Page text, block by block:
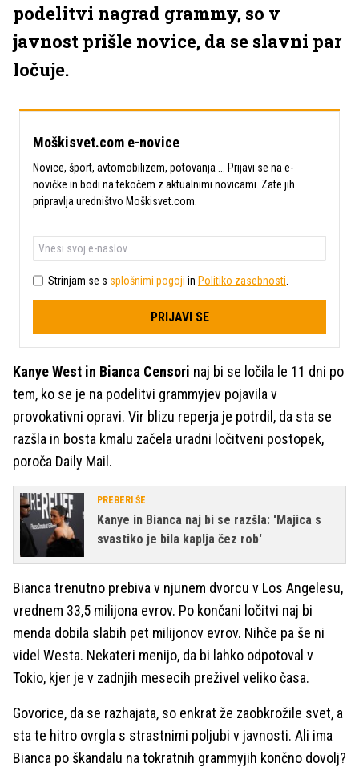
podelitvi nagrad grammy, so v
javnost prišle novice, da se slavni par
ločuje.
Moškisvet.com e-novice
Novice, šport, avtomobilizem, potovanja ... Prijavi se na e-
novičke in bodi na tekočem z aktualnimi novicami. Zate jih
pripravlja uredništvo Moškisvet.com.
Strinjam se s splošnimi pogoji in Politiko zasebnosti
PRIJAVI SE
Kanye West in Bianca Censori naj bi se ločila le 11 dni po
tem, ko se je na podelitvi grammyjev pojavila v
provokativni opravi. Vir blizu reperja je potrdil, da sta se
razšla in bosta kmalu začela uradni ločitveni postopek,
poroča Daily Mail.
PREBERI ŠE
Kanye in Bianca naj bi se razšla: 'Majica s
svastiko je bila kaplja čez rob'
Bianca trenutno prebiva v njunem dvorcu v Los Angelesu,
vrednem 33,5 milijona evrov. Po končani ločitvi naj bi
menda dobila slabih pet milijonov evrov. Nihče pa še ni
videl Westa. Nekateri menijo, da bi lahko odpotoval v
Tokio, kjer je v zadnjih mesecih preživel veliko časa.
Govorice, da se razhajata, so enkrat že zaobkrožile svet, a
sta te hitro ovrgla s strastnimi poljubi v javnosti. Ali ima
Bianca po škandalu na tokratnih grammyjih končno dovolj?